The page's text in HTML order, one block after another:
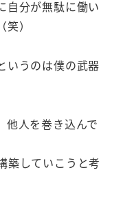
自分が無駄に働い
）
いうのは僕の武器
他人を巻き込んで
築していこうと考